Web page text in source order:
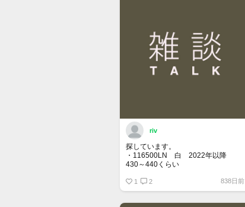
株価が下がっても、上がっても
riv
探しています。
・116500LN 白 2022年以降
430～440くらい
式 120くらい
1 2 838日前